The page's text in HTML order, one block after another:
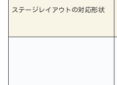
ステージレイアウトの対応形状